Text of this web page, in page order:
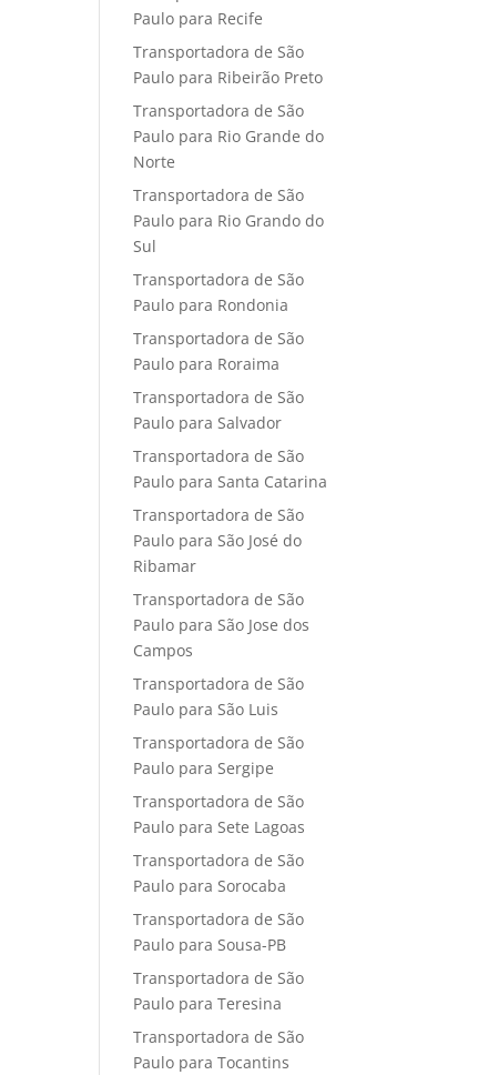
Paulo para Recife
Transportadora de São
Paulo para Ribeirão Preto
Transportadora de São
Paulo para Rio Grande do
Norte
Transportadora de São
Paulo para Rio Grando do
Sul
Transportadora de São
Paulo para Rondonia
Transportadora de São
Paulo para Roraima
Transportadora de São
Paulo para Salvador
Transportadora de São
Paulo para Santa Catarina
Transportadora de São
Paulo para São José do
Ribamar
Transportadora de São
Paulo para São Jose dos
Campos
Transportadora de São
Paulo para São Luis
Transportadora de São
Paulo para Sergipe
Transportadora de São
Paulo para Sete Lagoas
Transportadora de São
Paulo para Sorocaba
Transportadora de São
Paulo para Sousa-PB
Transportadora de São
Paulo para Teresina
Transportadora de São
Paulo para Tocantins